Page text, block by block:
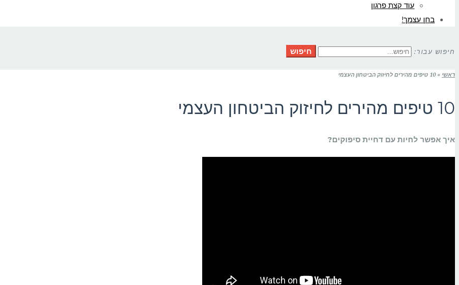
עוד קצת פרגון
בחן עצמך!
חיפוש עבור: חיפוש
ראשי » 10 טיפים מהירים לחיזוק הביטחון העצמי
10 טיפים מהירים לחיזוק הביטחון העצמי
איך אפשר לחיות עם דחיית סיפוקים?